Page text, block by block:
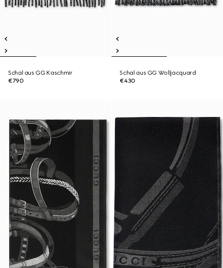
Schal aus GG Kaschmir
€790
Schal aus GG Wolljacquard
€430